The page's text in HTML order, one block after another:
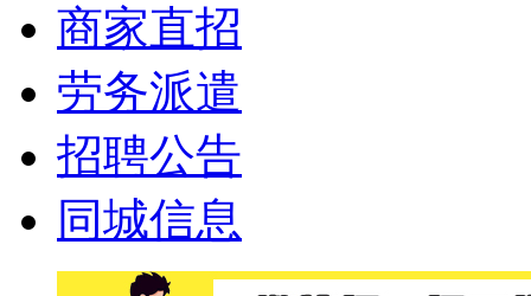
商家直招
劳务派遣
招聘公告
同城信息